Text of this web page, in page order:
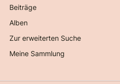
Beiträge
Alben
Zur erweiterten Suche
Meine Sammlung